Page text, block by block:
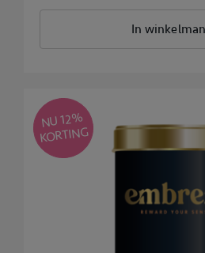
In
NU 12
%
KORTING